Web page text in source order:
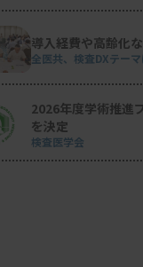
導入経費や高齢化
全医共、検査DXテー
2026年度学術推進
を決定
検査医学会